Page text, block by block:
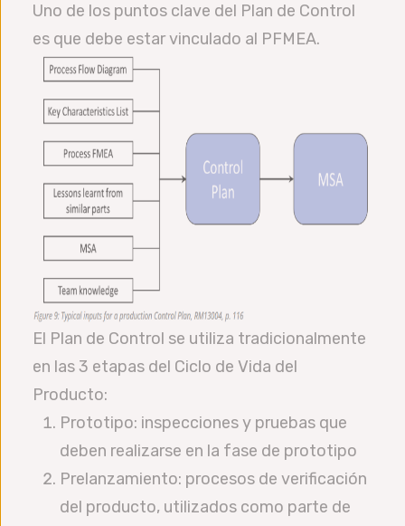
Uno de los puntos clave del Plan de Control
es que debe estar vinculado al PFMEA.
El Plan de Control se utiliza tradicionalmente
en las 3 etapas del Ciclo de Vida del
Producto:
Prototipo: inspecciones y pruebas que
deben realizarse en la fase de prototipo
Prelanzamiento: procesos de verificación
del producto, utilizados como parte de